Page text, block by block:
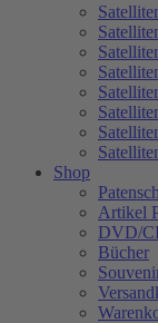
Shop
Artikel
DVD/
Bücher